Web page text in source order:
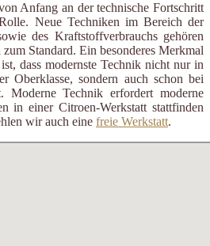
Anfang an der technische Fortschritt
Neue Techniken im Bereich der
des Kraftstoffverbrauchs gehören
Standard. Ein besonderes Merkmal
dass modernste Technik nicht nur in
Oberklasse, sondern auch schon bei
Moderne Technik erfordert moderne
in einer Citroen-Werkstatt stattfinden
wir auch eine freie Werkstatt.